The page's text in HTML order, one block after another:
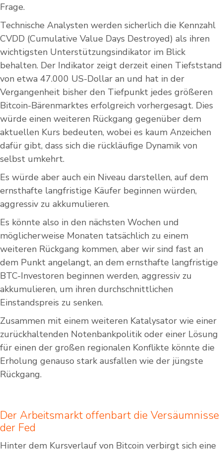
Frage.
Technische Analysten werden sicherlich die Kennzahl
CVDD (Cumulative Value Days Destroyed) als ihren
wichtigsten Unterstützungsindikator im Blick
behalten. Der Indikator zeigt derzeit einen Tiefststand
von etwa 47.000 US-Dollar an und hat in der
Vergangenheit bisher den Tiefpunkt jedes größeren
Bitcoin-Bärenmarktes erfolgreich vorhergesagt. Dies
würde einen weiteren Rückgang gegenüber dem
aktuellen Kurs bedeuten, wobei es kaum Anzeichen
dafür gibt, dass sich die rückläufige Dynamik von
selbst umkehrt.
Es würde aber auch ein Niveau darstellen, auf dem
ernsthafte langfristige Käufer beginnen würden,
aggressiv zu akkumulieren.
Es könnte also in den nächsten Wochen und
möglicherweise Monaten tatsächlich zu einem
weiteren Rückgang kommen, aber wir sind fast an
dem Punkt angelangt, an dem ernsthafte langfristige
BTC-Investoren beginnen werden, aggressiv zu
akkumulieren, um ihren durchschnittlichen
Einstandspreis zu senken.
Zusammen mit einem weiteren Katalysator wie einer
zurückhaltenden Notenbankpolitik oder einer Lösung
für einen der großen regionalen Konflikte könnte die
Erholung genauso stark ausfallen wie der jüngste
Rückgang.
Der Arbeitsmarkt offenbart die Versäumnisse
der Fed
Hinter dem Kursverlauf von Bitcoin verbirgt sich eine